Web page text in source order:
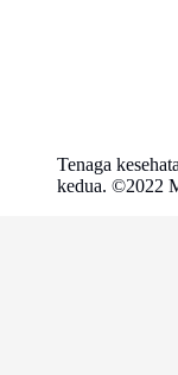
Tenaga
kedua. ©2022